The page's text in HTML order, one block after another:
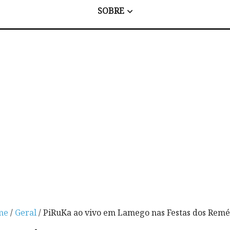
SOBRE
/ Geral/ PiRuKa ao vivo em Lamego nas Festas dos